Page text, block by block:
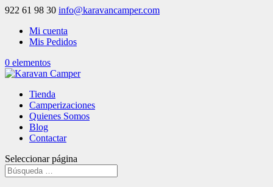
922 61 98 30 info@karavancamper.com
Mi cuenta
Mis Pedidos
0 elementos
Tienda
Camperizaciones
Quienes Somos
Blog
Contactar
Seleccionar página